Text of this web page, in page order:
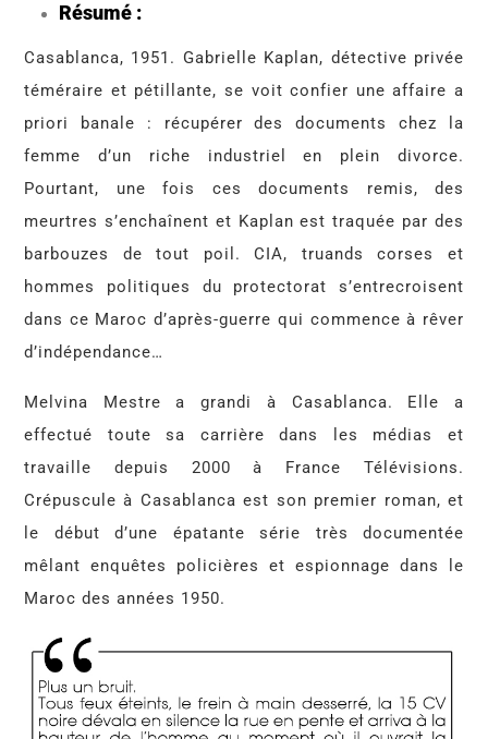
Résumé :
Casablanca, 1951. Gabrielle Kaplan, détective privée
téméraire et pétillante, se voit confier une affaire a
priori banale : récupérer des documents chez la
femme d’un riche industriel en plein divorce.
Pourtant, une fois ces documents remis, des
meurtres s’enchaînent et Kaplan est traquée par des
barbouzes de tout poil. CIA, truands corses et
hommes politiques du protectorat s’entrecroisent
dans ce Maroc d’après-guerre qui commence à rêver
d’indépendance…
Melvina Mestre a grandi à Casablanca. Elle a
effectué toute sa carrière dans les médias et
travaille depuis 2000 à France Télévisions.
Crépuscule à Casablanca est son premier roman, et
le début d’une épatante série très documentée
mêlant enquêtes policières et espionnage dans le
Maroc des années 1950.